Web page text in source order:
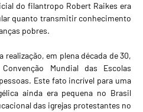
do filantropo Robert Raikes era
quanto transmitir conhecimento
pobres.
em plena década de 30,
Mundial das Escolas
Este fato incrível para uma
ainda era pequena no Brasil
das igrejas protestantes no